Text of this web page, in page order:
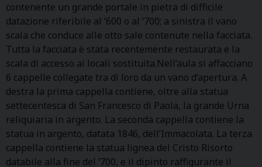
contenente un grande portale in pietra di difficile
datazione riferibile al ‘600 o al ‘700; a sinistra il vano
scala che conduce alle otto sale contenute nella facciata.
Tutta la facciata è stata recentemente restaurata e la
scala di accesso ai locali sostituita.Nell’aula si affacciano
6 cappelle collegate tra di loro da un vano d’apertura. A
destra la prima cappella contiene, oltre alla statua
settecentesca di San Francesco di Paola, la grande Urna
reliquiaria in argento. La seconda cappella contiene la
statua in argento, datata 1846, dell’Immacolata. La terza
cappella contiene la statua lignea del Cristo Risorto
databile alla fine del ‘700, e il dipinto raffigurante il